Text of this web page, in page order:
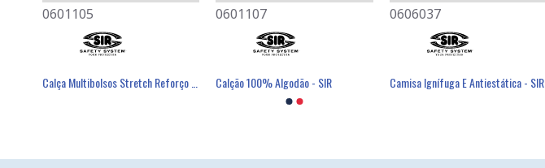
0601105
Calça Multibolsos Stretch Reforço Em Cordura - SIR
0601107
Calção 100% Algodão - SIR
0606037
Camisa Ignífuga E Antiestática - SIR
0501080
Máscara Descartável FFP2 Com Válvula - FIELD
0701007 0501082
Máscara Descartável FFP3 Com Válvula - FIELD